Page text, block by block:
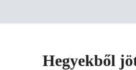
Hegyekből